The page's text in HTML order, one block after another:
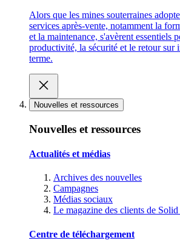
Alors que les mines souterraines
services après-vente, notamment la
et la maintenance, s'avèrent essentiels
productivité, la sécurité et le retour sur
terme.
Nouvelles et ressources
Nouvelles et ressources
Actualités et médias
Archives des nouvelles
Campagnes
Médias sociaux
Le magazine des clients de
Centre de téléchargement